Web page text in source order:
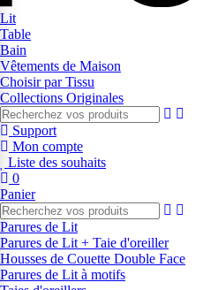
Lit
Table
Bain
Vêtements de Maison
Choisir par Tissu
Collections Originales
Support
Mon compte
Liste des souhaits
0
Panier
Parures de Lit
Parures de Lit + Taie d'oreiller
Housses de Couette Double Face
Parures de Lit à motifs